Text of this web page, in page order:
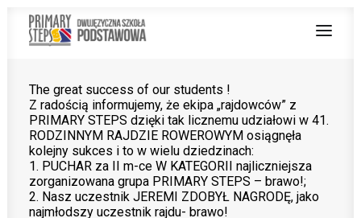
O NAS
NAUCZANIE DWUJĘZYCZNE
OFERTA
The great success of our students !
Z radością informujemy, że ekipa „rajdowców” z
PRIMARY STEPS dzięki tak licznemu udziałowi w 41.
RODZINNYM RAJDZIE ROWEROWYM osiągnęła
kolejny sukces i to w wielu dziedzinach:
1. PUCHAR za II m-ce W KATEGORII najliczniejsza
zorganizowana grupa PRIMARY STEPS – brawo!;
2. Nasz uczestnik JEREMI ZDOBYŁ NAGRODĘ, jako
najmłodszy uczestnik rajdu- brawo!